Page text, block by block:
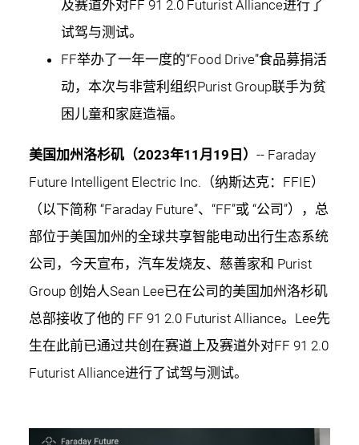
及赛道外对FF 91 2.0 Futurist Alliance进行了
试驾与测试。
FF举办了一年一度的“Food Drive”食品募捐活
动，本次与非营利组织Purist Group联手为贫
困儿童和家庭造福。
美国加州洛杉矶（2023年11月19日） -- Faraday
Future Intelligent Electric Inc.（纳斯达克：FFIE）
（以下简称 “Faraday Future”、“FF”或 “公司”），总
部位于美国加州的全球共享智能电动出行生态系统
公司，今天宣布，汽车发烧友、慈善家和 Purist
Group 创始人Sean Lee已在公司的美国加州洛杉矶
总部接收了他的 FF 91 2.0 Futurist Alliance。Lee先
生在此前已通过共创在赛道上及赛道外对FF 91 2.0
Futurist Alliance进行了试驾与测试。